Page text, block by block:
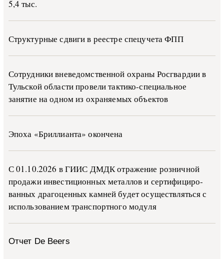
5,4 тыс.
Структурные сдвиги в реестре спецучета ФПП
Сотрудники вневедомственной охраны Росгвардии в
Тульской области провели тактико-специальное
занятие на одном из охраняемых объектов
Эпоха «Бриллианта» окончена
С 01.10.2026 в ГИИС ДМДК от­ра­же­ние роз­ни­ч­ной
про­да­жи ин­ве­сти­ци­он­ных ме­тал­лов и сер­ти­фи­ци­ро­
ван­ных дра­го­цен­ных ка­м­ней бу­дет осу­ще­ств­лять­ся с
ис­поль­зо­ва­ни­ем тран­с­пор­т­но­го мо­ду­ля
Отчет De Beers